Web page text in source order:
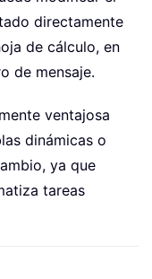
directamente
de cálculo, en
de mensaje.
ventajosa
dinámicas o
ya que
tareas